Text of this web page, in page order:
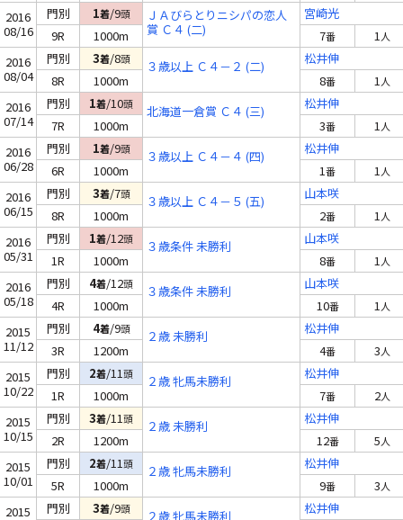
2016
08/16
門別 1着/9頭
ＪＡびらとりニシパの恋人
賞 Ｃ４ (二)
宮崎光
9R
1000m 7番 1人
2016
08/04
門別 3着/8頭 ３歳以上 Ｃ４－２ (二)
松井伸
8R
1000m 8番 1人
2016
07/14
門別 1着/10頭 北海道一倉賞 Ｃ４ (三)
松井伸
7R
1000m 3番 1人
2016
06/28
門別 1着/9頭 ３歳以上 Ｃ４－４ (四)
松井伸
6R
1000m 1番 1人
2016
06/15
門別 3着/7頭 ３歳以上 Ｃ４－５ (五)
山本咲
8R
1000m 2番 1人
2016
05/31
門別 1着/12頭 ３歳条件 未勝利
山本咲
1R
1000m 8番 1人
2016
05/18
門別 4着/12頭 ３歳条件 未勝利
山本咲
4R
1000m 10番 1人
2015
11/12
門別 4着/9頭 ２歳 未勝利
松井伸
3R
1200m 4番 3人
2015
10/22
門別 2着/11頭 ２歳 牝馬未勝利
松井伸
1R
1000m 7番 2人
2015
10/15
門別 3着/11頭 ２歳 未勝利
松井伸
2R
1200m 12番 5人
2015
10/01
門別 2着/11頭 ２歳 牝馬未勝利
松井伸
5R
1000m 9番 3人
2015
門別 3着/9頭 ２歳 牝馬未勝利 松井伸